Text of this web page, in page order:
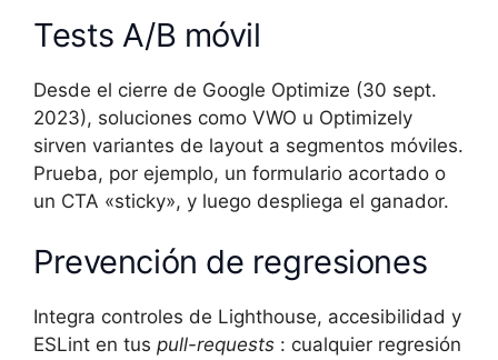
Tests A/B móvil
Desde el cierre de Google Optimize (30 sept.
2023), soluciones como VWO u Optimizely
sirven variantes de layout a segmentos móviles.
Prueba, por ejemplo, un formulario acortado o
un CTA «sticky», y luego despliega el ganador.
Prevención de regresiones
Integra controles de Lighthouse, accesibilidad y
ESLint en tus pull-requests : cualquier regresión